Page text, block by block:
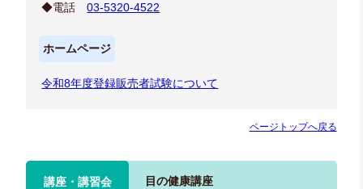
◆電話03-5320-4522
ホームページ
令和8年度登録販売者試験について
ページトップへ戻る
講座・講習会 目の健康講座